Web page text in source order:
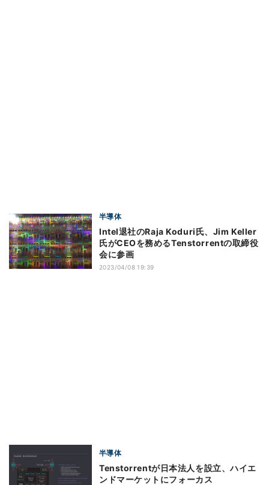
半導体
Intel退社のRaja Koduri氏、Jim Keller
氏がCEOを務めるTenstorrentの取締役
会に参画
2023/04/08 19:39
半導体
Tenstorrentが日本法人を設立、ハイエ
ンドマーケットにフォーカス